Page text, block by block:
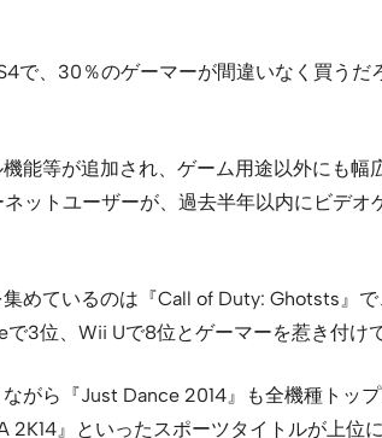
で、30％のゲーマーが間違いなく買う
能等が追加され、ゲーム用途以外にも
ットユーザーが、過去半年以内にビデ
めているのは『Call of Duty: Ghotsts』
3位、Wii Uで8位とゲーマーを惹き付け
がら『Just Dance 2014』も全機種トッ
』といったスポーツタイトルが上位